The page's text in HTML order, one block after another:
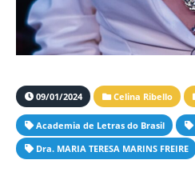
09/01/2024 Celina Ribello
Academia de Letras do Brasil
Dra. MARIA TERESA MARINS FREIRE